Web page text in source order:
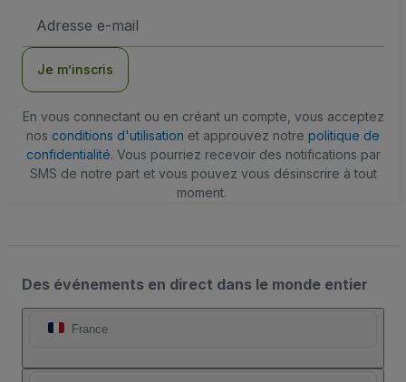
e-
Je m’inscris
En vous connectant ou en créant un compte, vous acceptez
nos conditions d'utilisation et approuvez notre politique de
confidentialité. Vous pourriez recevoir des notifications par
SMS de notre part et vous pouvez vous désinscrire à tout
moment.
Des événements en direct dans le monde entier
France